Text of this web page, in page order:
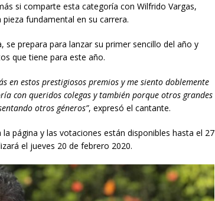
si comparte esta categoría con Wilfrido Vargas,
fundamental en su carrera.
se prepara para lanzar su primer sencillo del año y
que tiene para este año.
en estos prestigiosos premios y me siento doblemente
con queridos colegas y también porque otros grandes
otros géneros”, expresó el cantante.
página y las votaciones están disponibles hasta el 27
el jueves 20 de febrero 2020.